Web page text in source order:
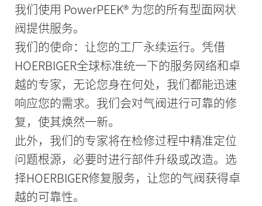
我们使用 PowerPEEK® 为您的所有型面网状
阀提供服务。
我们的使命：让您的工厂永续运行。凭借
HOERBIGER全球标准统一下的服务网络和卓
越的专家，无论您身在何处，我们都能迅速
响应您的需求。我们会对气阀进行可靠的修
复，使其焕然一新。
此外，我们的专家将在检修过程中精准定位
问题根源，必要时进行部件升级或改造。选
择HOERBIGER修复服务，让您的气阀获得卓
越的可靠性。